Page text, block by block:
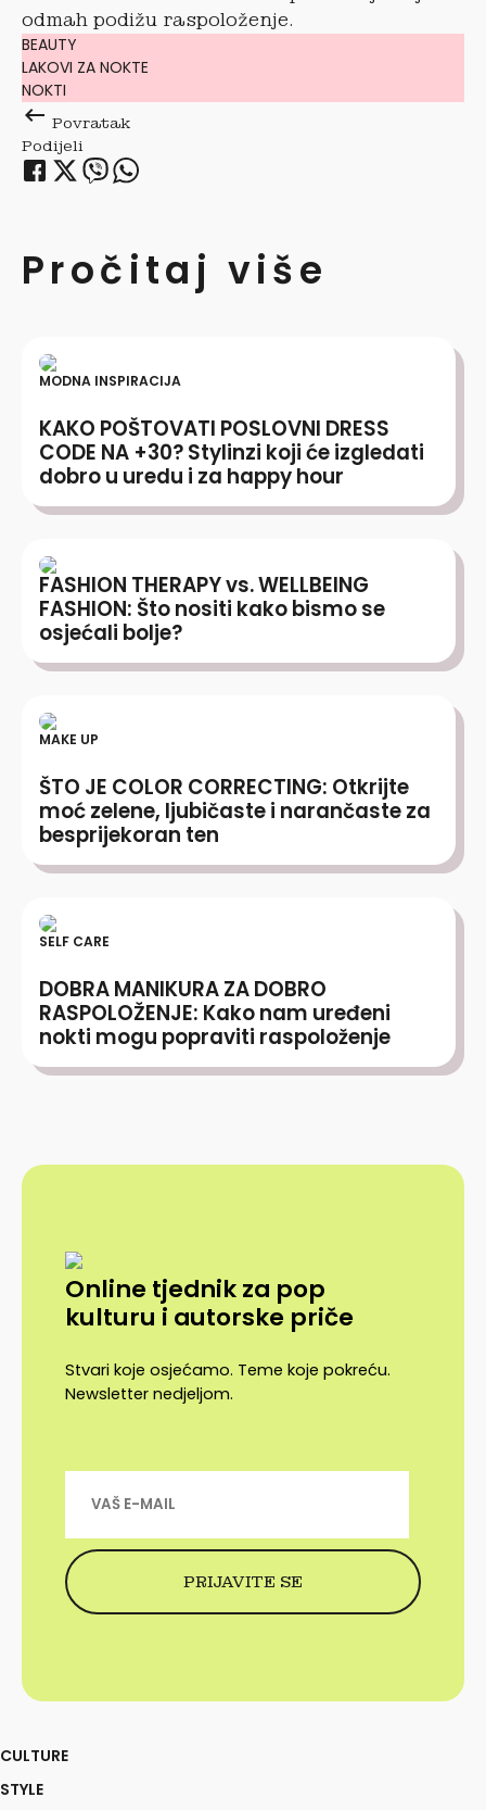
odmah podižu raspoloženje.
BEAUTY
LAKOVI ZA NOKTE
NOKTI
keyboard_backspace Povratak
Podijeli
Pročitaj više
MODNA INSPIRACIJA
KAKO POŠTOVATI POSLOVNI DRESS
CODE NA +30? Stylinzi koji će izgledati
dobro u uredu i za happy hour
FASHION THERAPY vs. WELLBEING
FASHION: Što nositi kako bismo se
osjećali bolje?
MAKE UP
ŠTO JE COLOR CORRECTING: Otkrijte
moć zelene, ljubičaste i narančaste za
besprijekoran ten
SELF CARE
DOBRA MANIKURA ZA DOBRO
RASPOLOŽENJE: Kako nam uređeni
nokti mogu popraviti raspoloženje
Online tjednik za pop
kulturu i autorske priče
Stvari koje osjećamo. Teme koje pokreću.
Newsletter nedjeljom.
CULTURE
STYLE